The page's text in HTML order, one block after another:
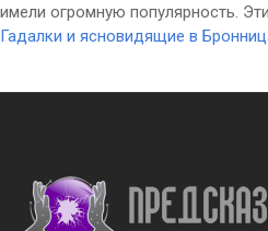
имели огромную популярность.
Гадалки и ясновидящие в